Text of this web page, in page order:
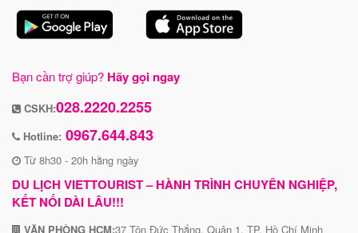
Bạn cần trợ giúp? Hãy gọi ngay
CSKH:028.2220.2255
Hotline: 0967.644.843
Từ 8h30 - 20h hằng ngày
DU LỊCH VIETTOURIST – HÀNH TRÌNH CHUYÊN NGHIỆP,
KẾT NỐI DÀI LÂU!!!
VĂN PHÒNG HCM:37 Tôn Đức Thắng, Quận 1, TP. Hồ Chí Minh